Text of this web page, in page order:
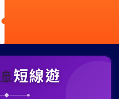
🚢短線遊
◆